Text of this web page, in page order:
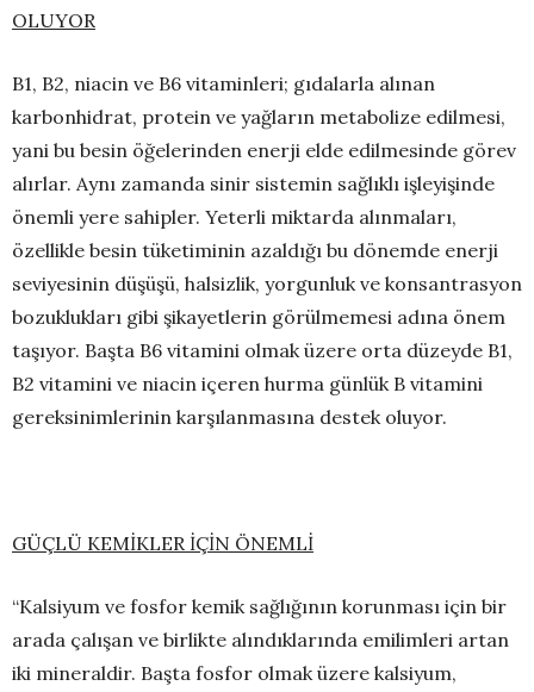
OLUYOR
B1, B2, niacin ve B6 vitaminleri; gıdalarla alınan
karbonhidrat, protein ve yağların metabolize edilmesi,
yani bu besin öğelerinden enerji elde edilmesinde görev
alırlar. Aynı zamanda sinir sistemin sağlıklı işleyişinde
önemli yere sahipler. Yeterli miktarda alınmaları,
özellikle besin tüketiminin azaldığı bu dönemde enerji
seviyesinin düşüşü, halsizlik, yorgunluk ve konsantrasyon
bozuklukları gibi şikayetlerin görülmemesi adına önem
taşıyor. Başta B6 vitamini olmak üzere orta düzeyde B1,
B2 vitamini ve niacin içeren hurma günlük B vitamini
gereksinimlerinin karşılanmasına destek oluyor.
GÜÇLÜ KEMİKLER İÇİN ÖNEMLİ
“Kalsiyum ve fosfor kemik sağlığının korunması için bir
arada çalışan ve birlikte alındıklarında emilimleri artan
iki mineraldir. Başta fosfor olmak üzere kalsiyum,